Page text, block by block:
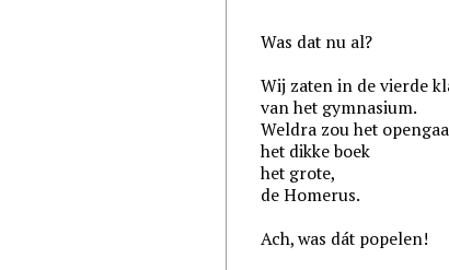
Was dat nu al?
Wij zaten in de vierde
van het gymnasium.
Weldra zou het
het dikke boek
het grote,
de Homerus.
Ach, was dát popelen!